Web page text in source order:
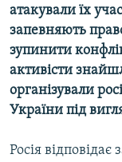
атакували їх
запевняють
зупинити
активісти
організували
України під
Росія